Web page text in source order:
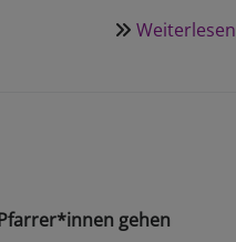
Weiterlesen
gehen